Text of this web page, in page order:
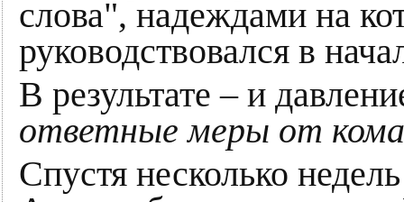
слова", надеждами на
руководствовался в
В результате – и
ответные меры от
Спустя несколько